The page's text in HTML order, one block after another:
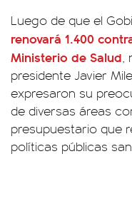
Luego de que el
renovará 1.400
Ministerio de Salud,
presidente Javier
expresaron su
de diversas áreas
presupuestario que
políticas públicas